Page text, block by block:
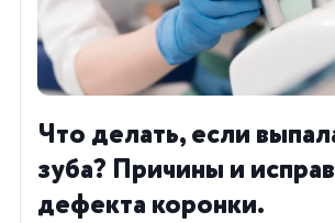
Что делать, если
зуба? Причины и
дефекта коронки.